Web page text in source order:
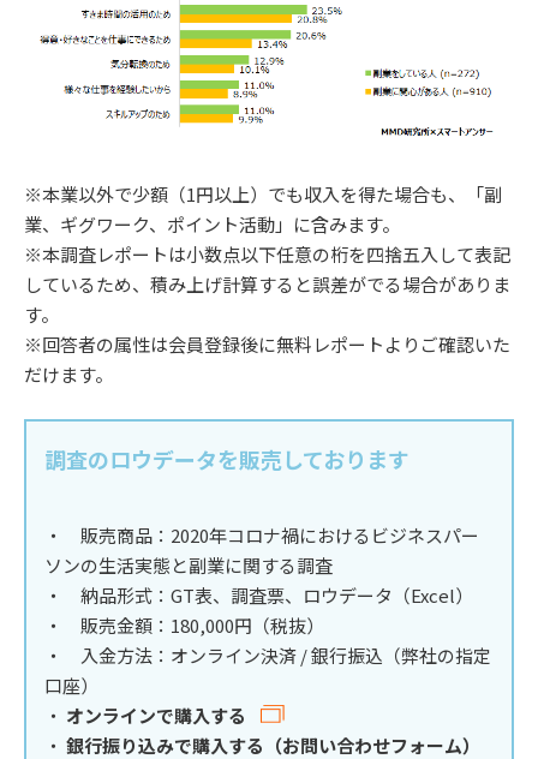
※本業以外で少額（1円以上）でも収入を得た場合も、「副
業、ギグワーク、ポイント活動」に含みます。
※本調査レポートは小数点以下任意の桁を四捨五入して表記
しているため、積み上げ計算すると誤差がでる場合がありま
す。
※回答者の属性は会員登録後に無料レポートよりご確認いた
だけます。
調査のロウデータを販売しております
・ 販売商品：2020年コロナ禍におけるビジネスパー
ソンの生活実態と副業に関する調査
・ 納品形式：GT表、調査票、ロウデータ（Excel）
・ 販売金額：180,000円（税抜）
・ 入金方法：オンライン決済 / 銀行振込（弊社の指定
口座）
・ オンラインで購入する
・ 銀行振り込みで購入する（お問い合わせフォーム）